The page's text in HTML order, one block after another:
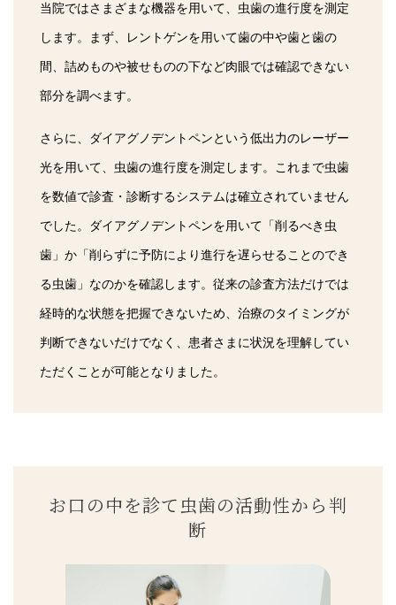
当院ではさまざまな機器を用いて、虫歯の進行度を測定
します。まず、レントゲンを用いて歯の中や歯と歯の
間、詰めものや被せものの下など肉眼では確認できない
部分を調べます。
さらに、ダイアグノデントペンという低出力のレーザー
光を用いて、虫歯の進行度を測定します。これまで虫歯
を数値で診査・診断するシステムは確立されていません
でした。ダイアグノデントペンを用いて「削るべき虫
歯」か「削らずに予防により進行を遅らせることのでき
る虫歯」なのかを確認します。従来の診査方法だけでは
経時的な状態を把握できないため、治療のタイミングが
判断できないだけでなく、患者さまに状況を理解してい
ただくことが可能となりました。
お口の中を診て虫歯の活動性から判
断